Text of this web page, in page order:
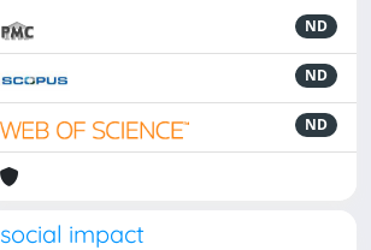
ND
ND
ND
social impact